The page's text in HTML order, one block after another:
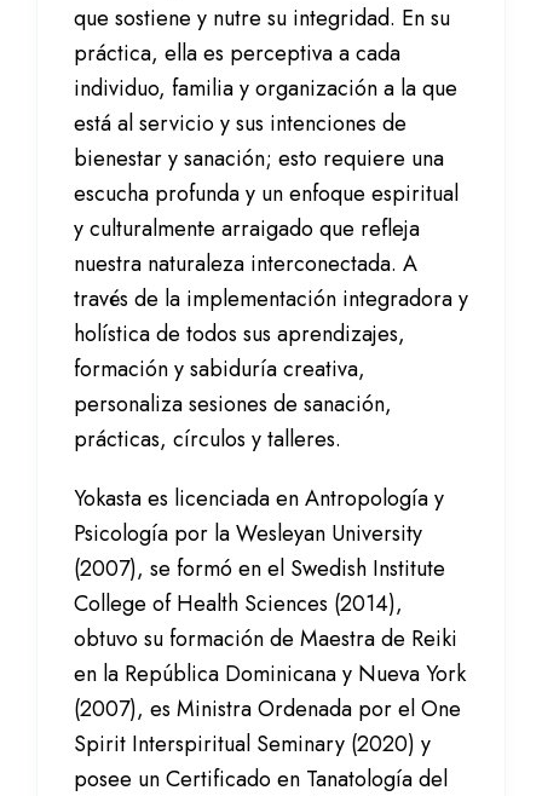
que sostiene y nutre su integridad. En su
práctica, ella es perceptiva a cada
individuo, familia y organización a la que
está al servicio y sus intenciones de
bienestar y sanación; esto requiere una
escucha profunda y un enfoque espiritual
y culturalmente arraigado que refleja
nuestra naturaleza interconectada. A
través de la implementación integradora y
holística de todos sus aprendizajes,
formación y sabiduría creativa,
personaliza sesiones de sanación,
prácticas, círculos y talleres.
Yokasta es licenciada en Antropología y
Psicología por la Wesleyan University
(2007), se formó en el Swedish Institute
College of Health Sciences (2014),
obtuvo su formación de Maestra de Reiki
en la República Dominicana y Nueva York
(2007), es Ministra Ordenada por el One
Spirit Interspiritual Seminary (2020) y
posee un Certificado en Tanatología del